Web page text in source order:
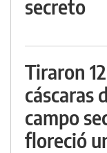
secreto
Tiraron
cáscaras
campo
floreció